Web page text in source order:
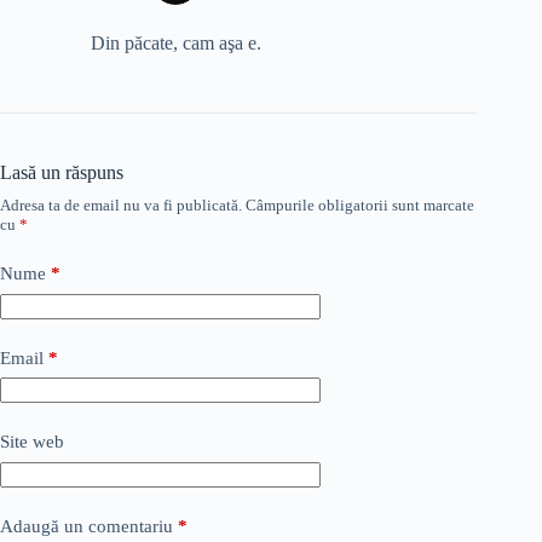
Din păcate, cam aşa e.
Lasă un răspuns
Adresa ta de email nu va fi publicată. Câmpurile obligatorii sunt marcate
cu *
Nume *
Email *
Site web
Adaugă un comentariu *